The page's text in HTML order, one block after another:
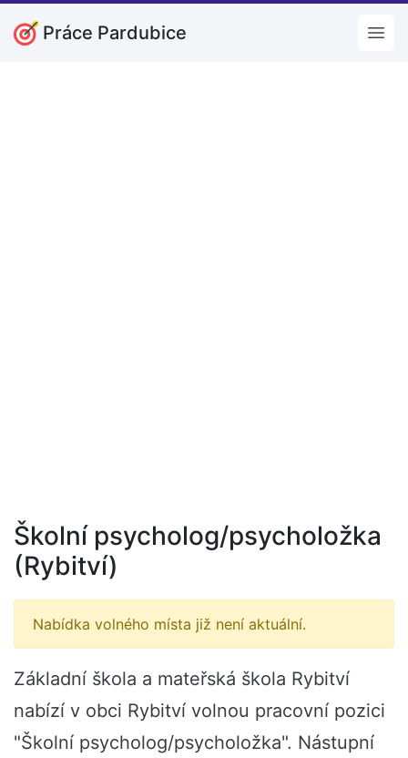
Práce Pardubice
Školní psycholog/psycholožka
(Rybitví)
Nabídka volného místa již není aktuální.
Základní škola a mateřská škola Rybitví
nabízí v obci Rybitví volnou pracovní pozici
"Školní psycholog/psycholožka". Nástupní